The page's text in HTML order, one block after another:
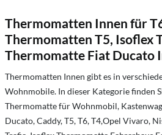
Thermomatten Innen für
Thermomatten T5, Isoflex
Thermomatte Fiat Ducato
Thermomatten Innen gibt es in
Wohnmobile. In dieser Kategorie finden
Thermomatte für Wohnmobil,
Ducato, Caddy, T5, T6, T4,Opel Vivaro,